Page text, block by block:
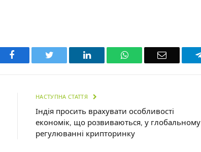
Facebook Twitter LinkedIn WhatsAppEmail
НАСТУПНА СТАТТЯ
Індія просить врахувати особливості
економік, що розвиваються, у глобальному
регулюванні крипторинку